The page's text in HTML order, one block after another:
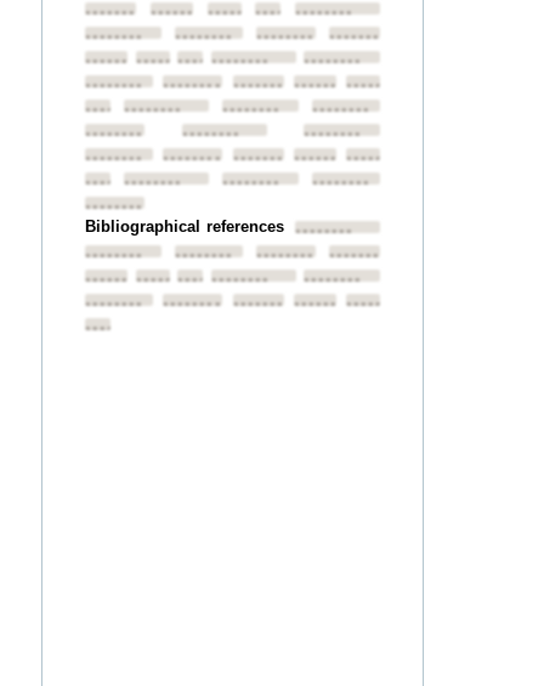
••••••••
••••••••••••••••••••••••••••••••
••••••••
•••••••• ••••••••
••••••••
••••••••••••••••••••••••••••••••
••••••••
••••••••
•••••••• •••••••• ••••••••••••••••
•••••••••••••••• ••••••••
••••••••
••••••••
••••••••
••••••••
••••••••
•••••••• •••••••• ••••••••••••••••
•••••••••••••••• ••••••••
••••••••
••••••••
Bibliographical references ••••••••
••••••••
•••••••• ••••••••
••••••••
••••••••••••••••••••••••••••••••
••••••••
••••••••
•••••••• •••••••• ••••••••••••••••
••••••••